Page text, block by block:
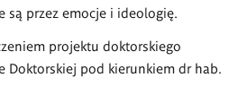
są przez emocje i ideologię.
projektu doktorskiego
Doktorskiej pod kierunkiem dr hab.